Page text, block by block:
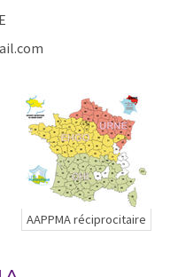
AAPPMA réciprocitaire